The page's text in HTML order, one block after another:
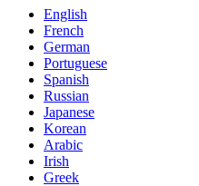
English
French
German
Portuguese
Spanish
Russian
Japanese
Korean
Arabic
Irish
Greek